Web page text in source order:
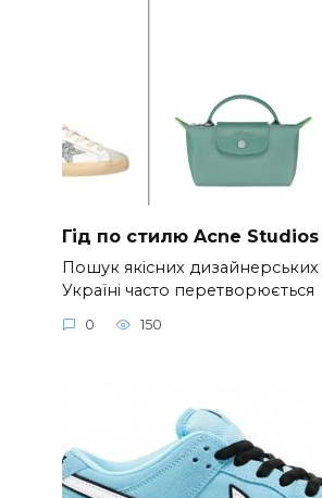
Гід по стилю Acne Studios
Пошук якісних
Україні часто перетворюється
0 150